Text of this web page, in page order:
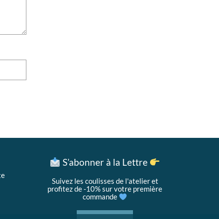
S’abonner à la Lettre
Suivez les coulisses de l'atelier et
profitez de -10% sur votre première
commande